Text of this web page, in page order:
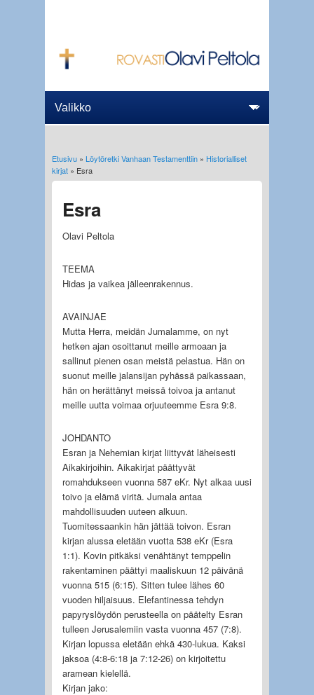
Olet täällä
Etusivu» Löytöretki Vanhaan Testamenttiin» Historialliset
kirjat» Esra
Esra
Olavi Peltola
TEEMA
Hidas ja vaikea jälleenrakennus.
AVAINJAE
Mutta Herra, meidän Jumalamme, on nyt
hetken ajan osoittanut meille armoaan ja
sallinut pienen osan meistä pelastua. Hän on
suonut meille jalansijan pyhässä paikassaan,
hän on herättänyt meissä toivoa ja antanut
meille uutta voimaa orjuuteemme Esra 9:8.
JOHDANTO
Esran ja Nehemian kirjat liittyvät läheisesti
Aikakirjoihin. Aikakirjat päättyvät
romahdukseen vuonna 587 eKr. Nyt alkaa uusi
toivo ja elämä viritä. Jumala antaa
mahdollisuuden uuteen alkuun.
Tuomitessaankin hän jättää toivon. Esran
kirjan alussa eletään vuotta 538 eKr (Esra
1:1). Kovin pitkäksi venähtänyt temppelin
rakentaminen päättyi maaliskuun 12 päivänä
vuonna 515 (6:15). Sitten tulee lähes 60
vuoden hiljaisuus. Elefantinessa tehdyn
papyryslöydön perusteella on päätelty Esran
tulleen Jerusalemiin vasta vuonna 457 (7:8).
Kirjan lopussa eletään ehkä 430-lukua. Kaksi
jaksoa (4:8-6:18 ja 7:12-26) on kirjoitettu
aramean kielellä.
Kirjan jako: